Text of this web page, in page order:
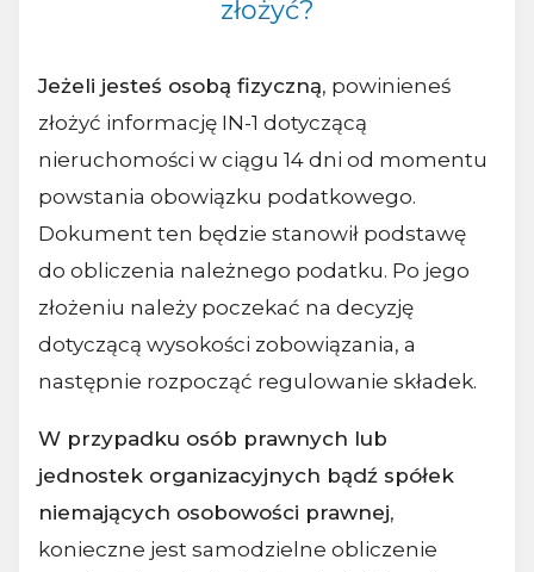
złożyć?
Jeżeli jesteś osobą fizyczną, powinieneś
złożyć informację IN-1 dotyczącą
nieruchomości w ciągu 14 dni od momentu
powstania obowiązku podatkowego.
Dokument ten będzie stanowił podstawę
do obliczenia należnego podatku. Po jego
złożeniu należy poczekać na decyzję
dotyczącą wysokości zobowiązania, a
następnie rozpocząć regulowanie składek.
W przypadku osób prawnych lub
jednostek organizacyjnych bądź spółek
niemających osobowości prawnej,
konieczne jest samodzielne obliczenie